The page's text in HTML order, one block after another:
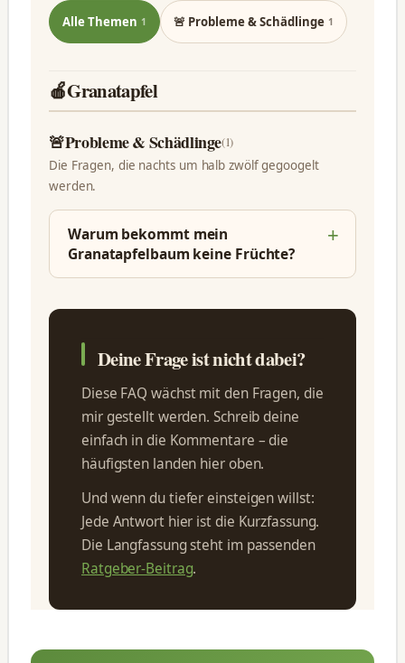
Alle Themen 1 🚨 Probleme & Schädlinge 1
🍎Granatapfel
🚨Probleme & Schädlinge(1)
Die Fragen, die nachts um halb zwölf gegoogelt
werden.
Warum bekommt mein
Granatapfelbaum keine Früchte?
Deine Frage ist nicht dabei?
Diese FAQ wächst mit den Fragen, die
mir gestellt werden. Schreib deine
einfach in die Kommentare – die
häufigsten landen hier oben.
Und wenn du tiefer einsteigen willst:
Jede Antwort hier ist die Kurzfassung.
Die Langfassung steht im passenden
Ratgeber-Beitrag.